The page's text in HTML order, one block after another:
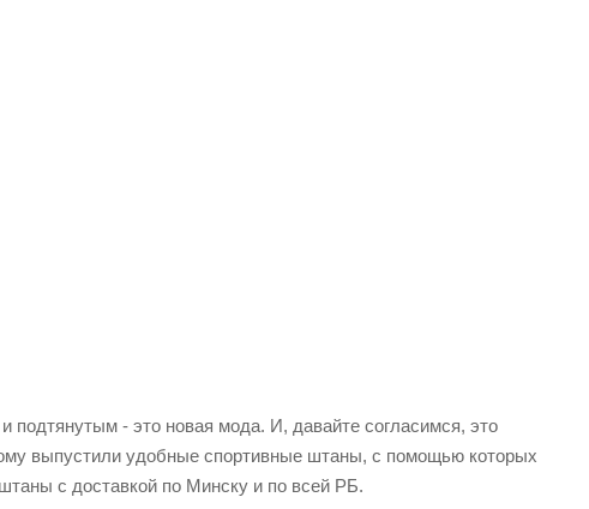
подтянутым - это новая мода. И, давайте согласимся, это
выпустили удобные спортивные штаны, с помощью которых
с доставкой по Минску и по всей РБ.